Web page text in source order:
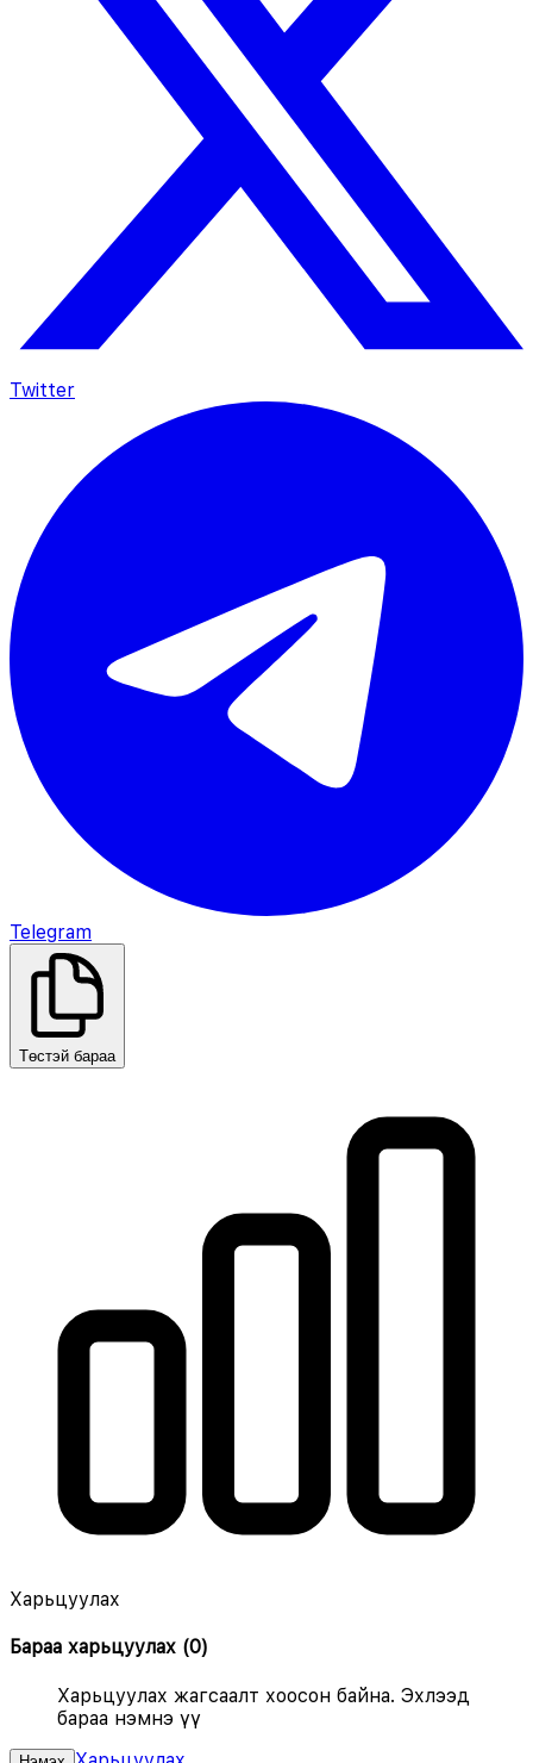
Twitter
Telegram
Төстэй бараа
Харьцуулах
Бараа харьцуулах (0)
Харьцуулах жагсаалт хоосон байна. Эхлээд
бараа нэмнэ үү